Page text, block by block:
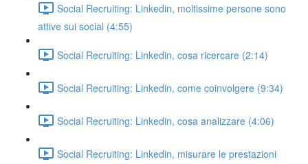
Social Recruiting: Linkedin, moltissime persone sono
attive sui social (4:55)
Social Recruiting: Linkedin, cosa ricercare (2:14)
Social Recruiting: Linkedin, come coinvolgere (9:34)
Social Recruiting: Linkedin, cosa analizzare (4:06)
Social Recruiting: Linkedin, misurare le prestazioni